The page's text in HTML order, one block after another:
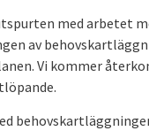
med arbetet
av
Vi kommer